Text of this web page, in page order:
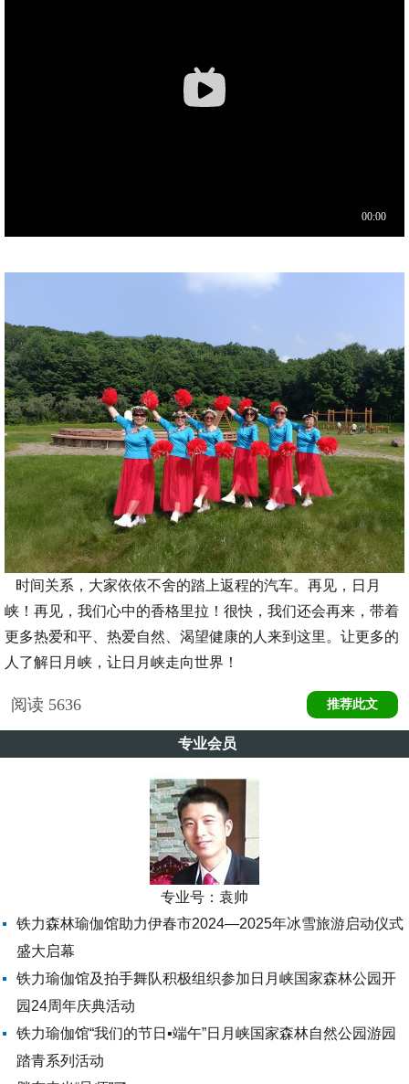
时间关系，大家依依不舍的踏上返程的汽车。再见，日月
峡！再见，我们心中的香格里拉！很快，我们还会再来，带着
更多热爱和平、热爱自然、渴望健康的人来到这里。让更多的
人了解日月峡，让日月峡走向世界！
阅读 5636 推荐此文
专业会员
专业号： 袁帅
铁力森林瑜伽馆助力伊春市2024—2025年冰雪旅游启动仪式
盛大启幕
铁力瑜伽馆及拍手舞队积极组织参加日月峡国家森林公园开
园24周年庆典活动
铁力瑜伽馆“我们的节日▪端午”日月峡国家森林自然公园游园
踏青系列活动